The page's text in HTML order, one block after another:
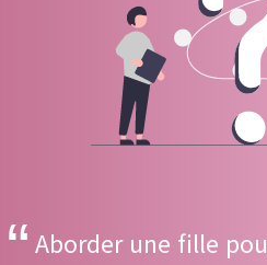
Aborder une fille